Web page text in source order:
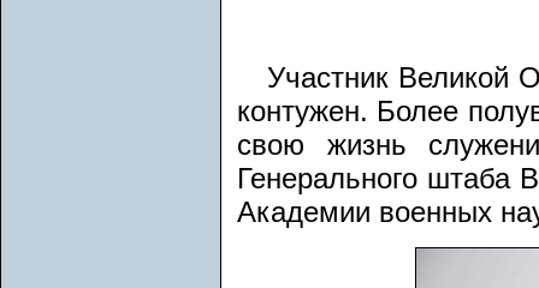
Участник Великой
контужен. Более
свою жизнь
Генерального штаба
Академии военных